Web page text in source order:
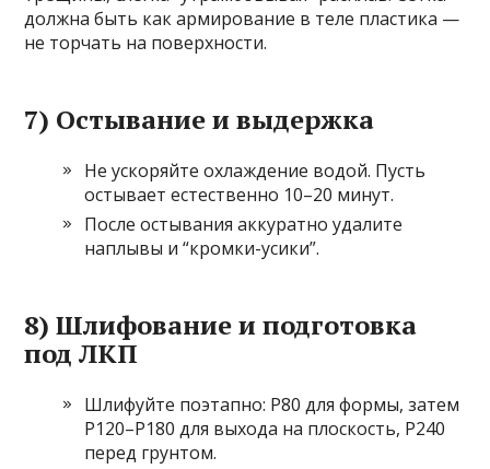
должна быть как армирование в теле пластика —
не торчать на поверхности.
7) Остывание и выдержка
Не ускоряйте охлаждение водой. Пусть
остывает естественно 10–20 минут.
После остывания аккуратно удалите
наплывы и “кромки-усики”.
8) Шлифование и подготовка
под ЛКП
Шлифуйте поэтапно: P80 для формы, затем
P120–P180 для выхода на плоскость, P240
перед грунтом.